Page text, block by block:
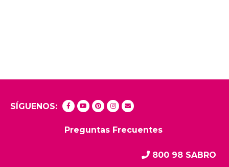
SÍGUENOS:
Preguntas Frecuentes
800 98 SABRO